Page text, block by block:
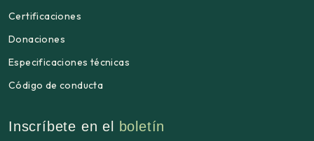
Certificaciones
Donaciones
Especificaciones técnicas
Código de conducta
Inscríbete en el boletín